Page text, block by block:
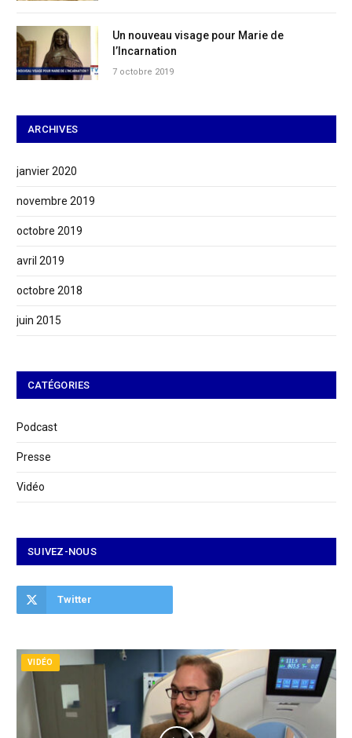
Un nouveau visage pour Marie de
l’Incarnation
7 octobre 2019
ARCHIVES
janvier 2020
novembre 2019
octobre 2019
avril 2019
octobre 2018
juin 2015
CATÉGORIES
Podcast
Presse
Vidéo
SUIVEZ-NOUS
Twitter
VIDÉO